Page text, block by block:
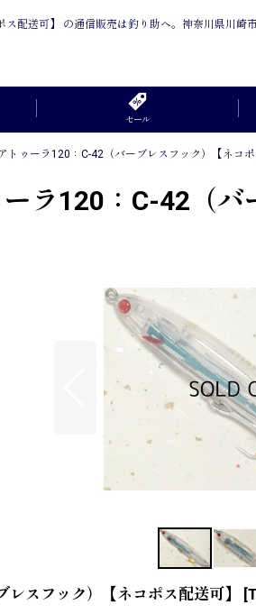
配送可】 の通信販売は釣り助へ。神奈川県川崎
セール
トゥーラ120：C-42（バーブレスフック）【ネコポ
ラ120：C-42（バ
スフック）【ネコポス配送可】 [